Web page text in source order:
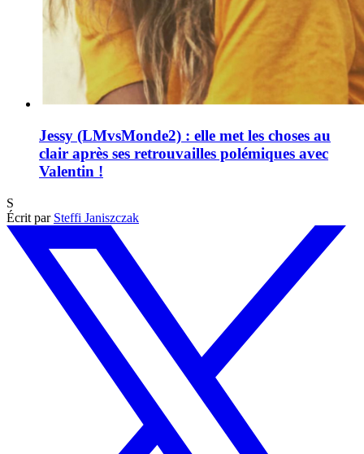
Jessy (LMvsMonde2) : elle met les choses au
clair après ses retrouvailles polémiques avec
Valentin !
S
Écrit par Steffi Janiszczak